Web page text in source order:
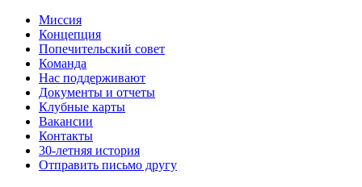
Миссия
Концепция
Попечительский совет
Команда
Нас поддерживают
Документы и отчеты
Клубные карты
Вакансии
Контакты
30-летняя история
Отправить письмо другу